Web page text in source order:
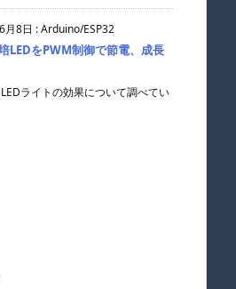
月8日 :Arduino/ESP32
LEDをPWM制御で節電、成長
ライトの効果について調べてい